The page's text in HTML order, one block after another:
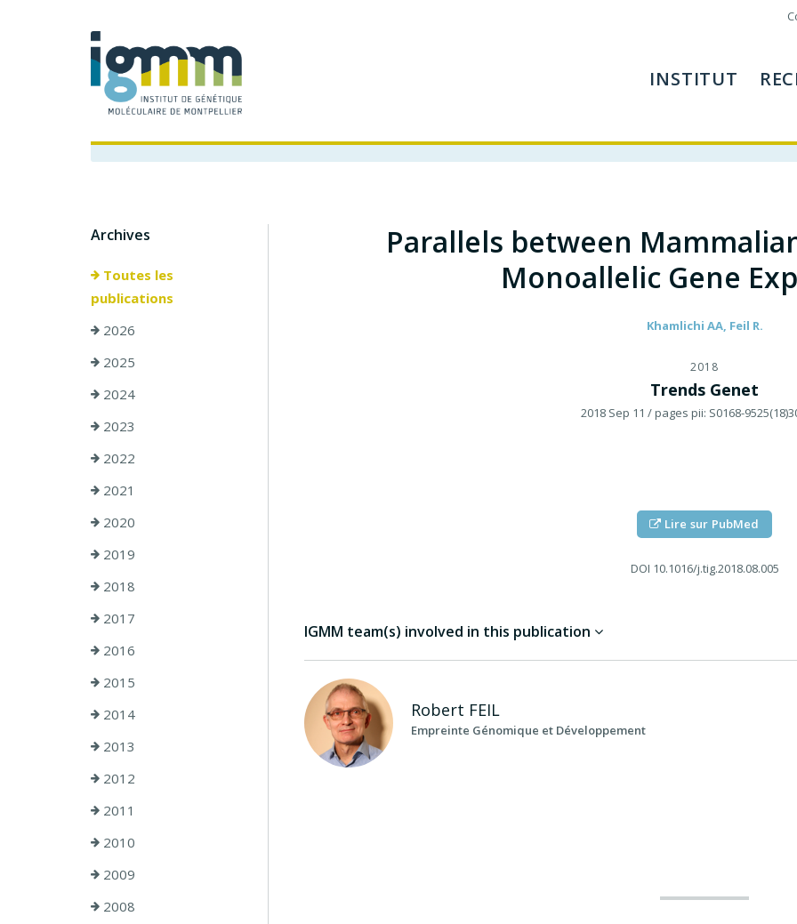
INSTITUT
Archives
Toutes les
publications
2026
2025
2024
2023
2022
2021
2020
2019
2018
2017
2016
2015
2014
2013
2012
2011
2010
2009
2008
Parallels between
Monoallelic Gene
Khamlichi AA, Feil R.
2018
Trends Genet
2018 Sep 11 / pages pii: S0168-
Lire sur PubMed
DOI 10.1016/j.tig.2018.08.005
IGMM team(s) involved in this publication
Robert FEIL
Empreinte Génomique et Développement